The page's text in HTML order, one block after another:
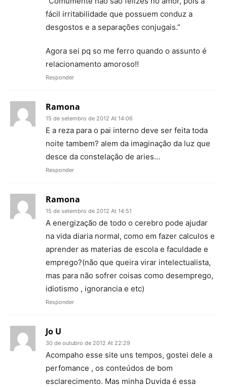
fácil irritabilidade que possuem conduz a
desgostos e a separações conjugais.”
Agora sei pq so me ferro quando o assunto é
relacionamento amoroso!!
Responder
Ramona
15 de setembro de 2012 At 14:06
E a reza para o pai interno deve ser feita toda
noite tambem? alem da imaginação da luz que
desce da constelação de aries…
Responder
Ramona
15 de setembro de 2012 At 14:51
A energização de todo o cerebro pode ajudar
na vida diaria normal, como em fazer calculos e
aprender as materias de escola e faculdade e
emprego?(não que queira virar intelectualista,
mas para não sofrer coisas como desemprego,
idiotismo , ignorancia e etc)
Responder
Jo U
30 de outubro de 2012 At 22:29
Acompaho esse site uns tempos, gostei dele a
perfomance , os conteúdos de bom
esclarecimento. Mas minha Duvida é essa